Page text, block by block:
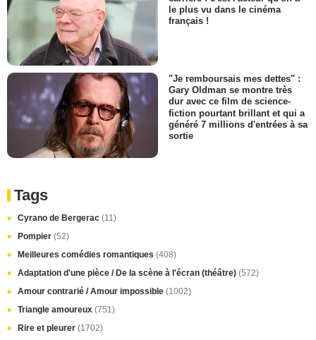
le plus vu dans le cinéma
français !
"Je remboursais mes dettes" :
Gary Oldman se montre très
dur avec ce film de science-
fiction pourtant brillant et qui a
généré 7 millions d'entrées à sa
sortie
Tags
Cyrano de Bergerac (11)
Pompier (52)
Meilleures comédies romantiques (408)
Adaptation d'une pièce / De la scène à l'écran (théâtre) (572)
Amour contrarié / Amour impossible (1002)
Triangle amoureux (751)
Rire et pleurer (1702)